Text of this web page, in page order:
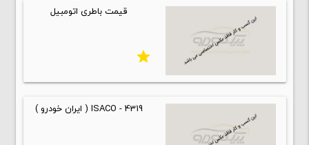
قیمت باطری اتومبیل
star
ISACO - 4319 ( ایران خودرو )